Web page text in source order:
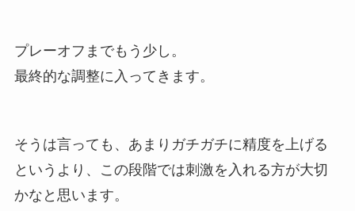
プレーオフまでもう少し。
最終的な調整に入ってきます。
そうは言っても、あまりガチガチに精度を上げる
というより、この段階では刺激を入れる方が大切
かなと思います。